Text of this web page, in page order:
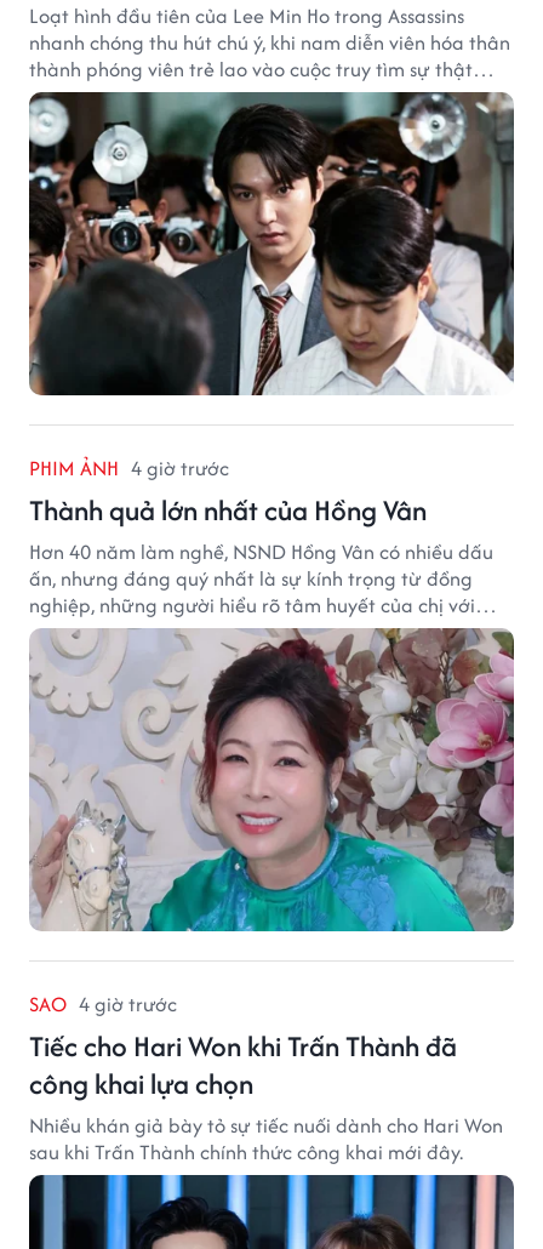
Loạt hình đầu tiên của Lee Min Ho trong Assassins
nhanh chóng thu hút chú ý, khi nam diễn viên hóa thân
thành phóng viên trẻ lao vào cuộc truy tìm sự thật
phía sau một vụ ám sát gây chấn động Hàn Quốc.
PHIM ẢNH 4 giờ trước
Thành quả lớn nhất của Hồng Vân
Hơn 40 năm làm nghề, NSND Hồng Vân có nhiều dấu
ấn, nhưng đáng quý nhất là sự kính trọng từ đồng
nghiệp, những người hiểu rõ tâm huyết của chị với
nghệ thuật.
SAO 4 giờ trước
Tiếc cho Hari Won khi Trấn Thành đã
công khai lựa chọn
Nhiều khán giả bày tỏ sự tiếc nuối dành cho Hari Won
sau khi Trấn Thành chính thức công khai mới đây.